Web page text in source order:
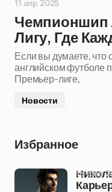
11 апр 2025
Чемпионшип
Лигу, Где
Если вы думаете,
английском футболе
Премьер-лиге,
Новости
Избранное
18 фев